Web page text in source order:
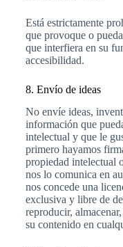
Está estrictamente
que provoque o
que interfiera en su
accesibilidad.
8. Envío de ideas
No envíe ideas,
información que
intelectual y que le
primero hayamos
propiedad intelectual
nos lo comunica en
nos concede una
exclusiva y libre de
reproducir,
su contenido en